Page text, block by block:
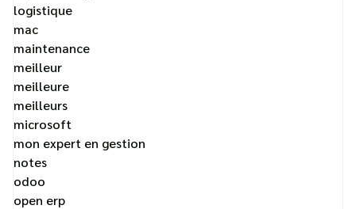
logistique
mac
maintenance
meilleur
meilleure
meilleurs
microsoft
mon expert en gestion
notes
odoo
open erp